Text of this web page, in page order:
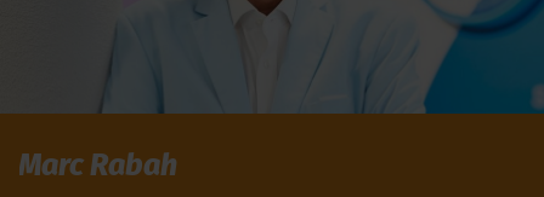
Marc Rabah